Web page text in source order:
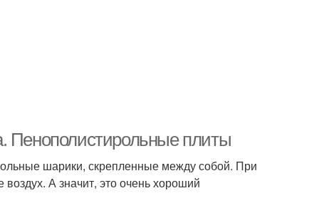
Пенополистирольные плиты
шарики, скрепленные между собой. При
А значит, это очень хороший